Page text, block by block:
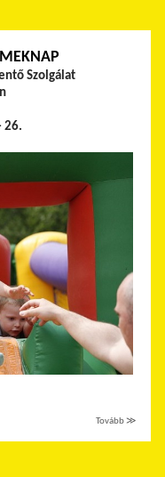
Szolgálat
26.
Tovább ≫